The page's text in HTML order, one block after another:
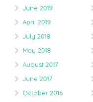
June 2019
April 2019
July 2018
May 2018
August 2017
June 2017
October 2016